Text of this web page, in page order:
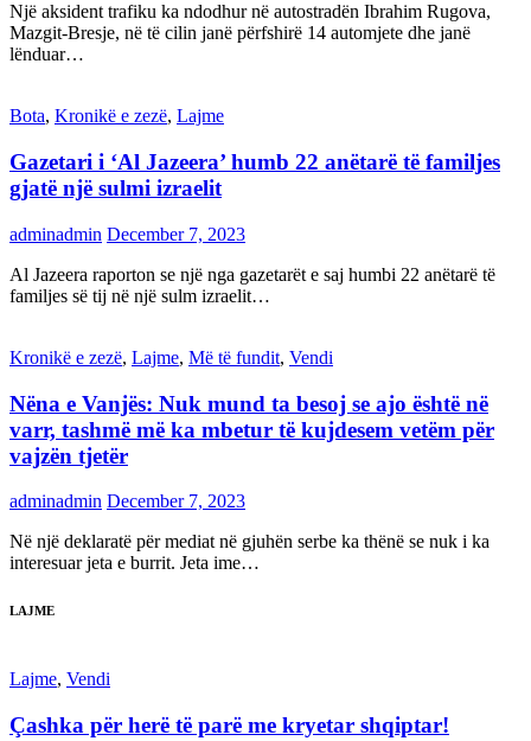
Një aksident trafiku ka ndodhur në autostradën Ibrahim Rugova,
Mazgit-Bresje, në të cilin janë përfshirë 14 automjete dhe janë
lënduar…
Bota, Kronikë e zezë, Lajme
Gazetari i ‘Al Jazeera’ humb 22 anëtarë të familjes
gjatë një sulmi izraelit
adminadmin December 7, 2023
Al Jazeera raporton se një nga gazetarët e saj humbi 22 anëtarë të
familjes së tij në një sulm izraelit…
Kronikë e zezë, Lajme, Më të fundit, Vendi
Nëna e Vanjës: Nuk mund ta besoj se ajo është në
varr, tashmë më ka mbetur të kujdesem vetëm për
vajzën tjetër
adminadmin December 7, 2023
Në një deklaratë për mediat në gjuhën serbe ka thënë se nuk i ka
interesuar jeta e burrit. Jeta ime…
LAJME
Lajme, Vendi
Çashka për herë të parë me kryetar shqiptar!